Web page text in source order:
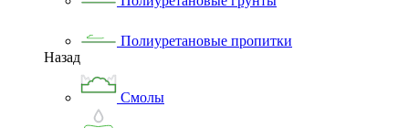
Полиуретановые пропитки
Назад
Смолы